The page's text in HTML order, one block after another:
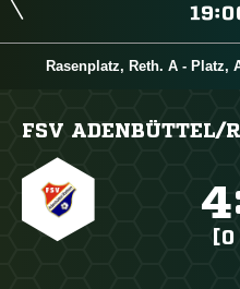
Rasenplatz, Reth. A - Platz,
FSV ADENBÜTTEL/​

[0